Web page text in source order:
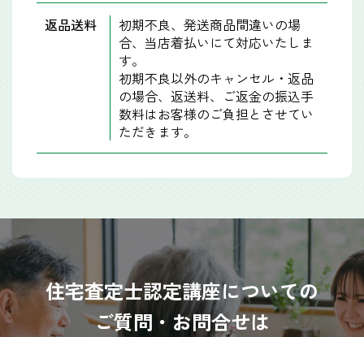
返品送料
初期不良、発送商品間違いの場
合、当店着払いにて対応いたしま
す。
初期不良以外のキャンセル・返品
の場合、返送料、ご返金の振込手
数料はお客様のご負担とさせてい
ただきます。
住宅査定士認定講座についての
ご質問・お問合せは